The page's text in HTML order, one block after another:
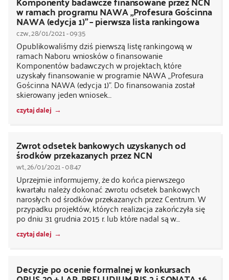
w ramach programu NAWA „Profesura Gościnna
NAWA (edycja 1)” – pierwsza lista rankingowa
czw., 28/01/2021 - 09:35
Opublikowaliśmy dziś pierwszą listę rankingową w
ramach Naboru wniosków o finansowanie
Komponentów badawczych w projektach, które
uzyskały finansowanie w programie NAWA „Profesura
Gościnna NAWA (edycja 1)”. Do finansowania został
skierowany jeden wniosek…
czytaj dalej
Zwrot odsetek bankowych uzyskanych od
środków przekazanych przez NCN
wt., 26/01/2021 - 08:47
Uprzejmie informujemy, że do końca pierwszego
kwartału należy dokonać zwrotu odsetek bankowych
narosłych od środków przekazanych przez Centrum. W
przypadku projektów, których realizacja zakończyła się
po dniu 31 grudnia 2015 r. lub które nadal są w…
czytaj dalej
Decyzje po ocenie formalnej w konkursach